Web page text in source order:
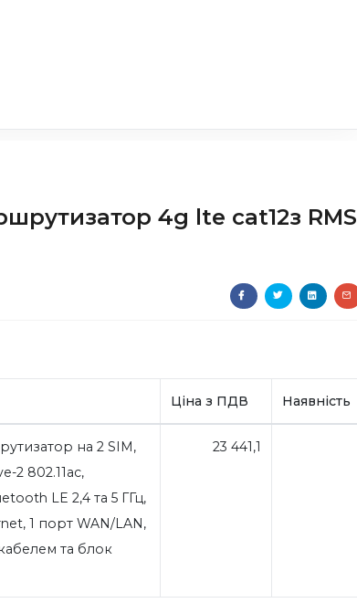
4g lte cat12з RMS
Ціна з ПДВ Наявність
на 2 SIM,
2 802.11ac,
LE 2,4 та 5 ГГц,
1 порт WAN/LAN,
та блок
23 441,1